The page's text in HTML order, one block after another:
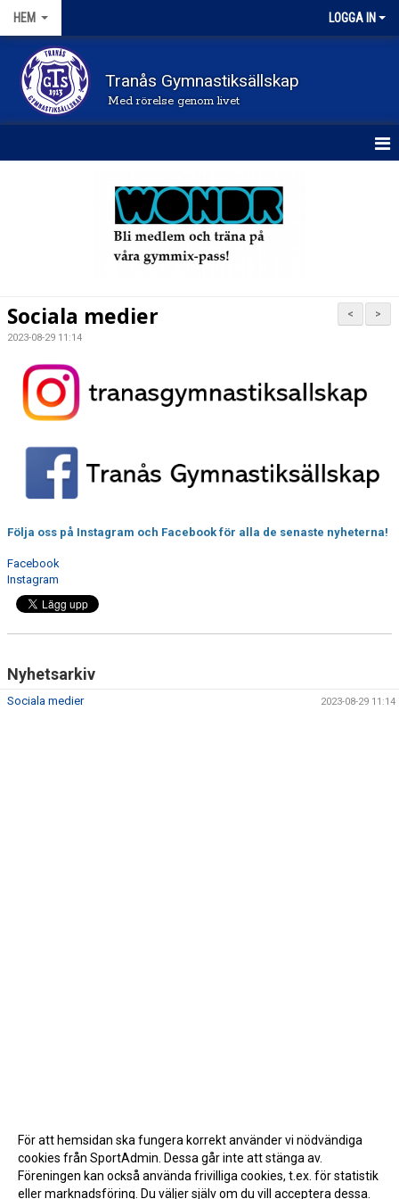
HEM LOGGA IN
Tranås Gymnastiksällskap
Med rörelse genom livet
DOKUMENT
FRÅGOR OCH SVAR
PRISER OCH ANMÄLAN
PASSINFO
KLÄDKOLLEKTION
KALENDER
HYRA LOKAL
>
<
Sociala medier
2023-08-29 11:14
Följa oss på Instagram och Facebook för alla de senaste nyheterna!
Facebook
Instagram
Nyhetsarkiv
Sociala medier 2023-08-29 11:14
För att hemsidan ska fungera korrekt använder vi nödvändiga
cookies från SportAdmin. Dessa går inte att stänga av.
Föreningen kan också använda frivilliga cookies, t.ex. för statistik
eller marknadsföring. Du väljer själv om du vill acceptera dessa.